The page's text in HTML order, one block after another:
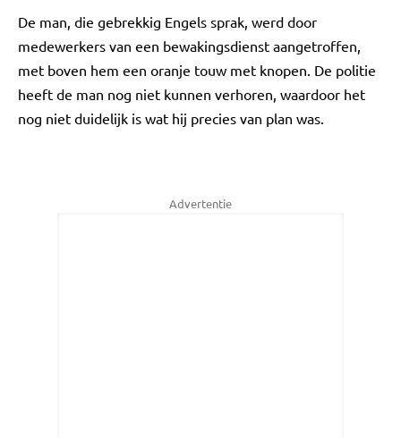
De man, die gebrekkig Engels sprak, werd door
medewerkers van een bewakingsdienst aangetroffen,
met boven hem een oranje touw met knopen. De politie
heeft de man nog niet kunnen verhoren, waardoor het
nog niet duidelijk is wat hij precies van plan was.
Advertentie